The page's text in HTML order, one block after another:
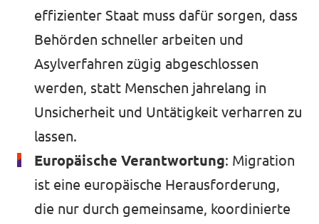
effizienter Staat muss dafür sorgen, dass
Behörden schneller arbeiten und
Asylverfahren zügig abgeschlossen
werden, statt Menschen jahrelang in
Unsicherheit und Untätigkeit verharren zu
lassen.
Europäische Verantwortung: Migration
ist eine europäische Herausforderung,
die nur durch gemeinsame, koordinierte